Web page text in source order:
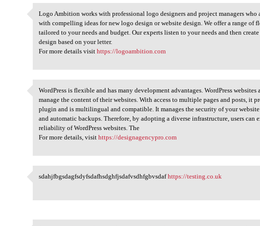
Logo Ambition works with
Logo Ambition works with professional logo designers and project managers who
with compelling ideas for new logo design or website design. We offer a range of
tailored to your needs and budget. Our experts listen to your needs and then
design based on your letter.
For more details visithttps://logoambition.com
WordPress is flexible and has
WordPress is flexible and has many development advantages. WordPress
manage the content of their websites. With access to multiple pages and posts, it
plugin and is multilingual and compatible. It manages the security of your website
and automatic backups. Therefore, by adopting a diverse infrastructure, users can
reliability of WordPress websites. The
For more details, visithttps://designagencypro.com
sdahjfbgsdagfsdyfsdafhsdghfjs
sdahjfbgsdagfsdyfsdafhsdghfjsdafvsdhfgbvsdafhttps://testing.co.uk